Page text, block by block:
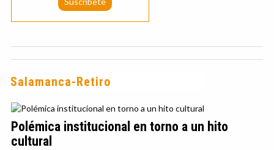
Salamanca-Retiro
Polémica institucional en torno a un hito
cultural